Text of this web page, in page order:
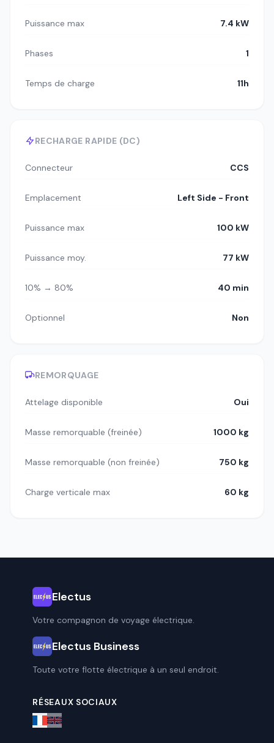
Puissance max 7.4 kW
Phases 1
Temps de charge 11h
RECHARGE RAPIDE (DC)
Connecteur CCS
Emplacement Left Side - Front
Puissance max 100 kW
Puissance moy. 77 kW
10% → 80% 40 min
Optionnel Non
REMORQUAGE
Attelage disponible Oui
Masse remorquable (freinée) 1000 kg
Masse remorquable (non freinée) 750 kg
Charge verticale max 60 kg
Electus
Votre compagnon de voyage électrique.
Electus Business
Toute votre flotte électrique à un seul endroit.
RÉSEAUX SOCIAUX